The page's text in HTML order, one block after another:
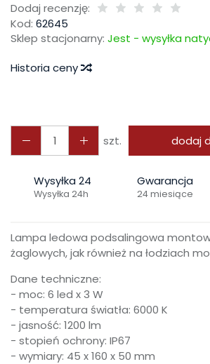
Dodaj recenzję:
Kod: 62645
Sklep stacjonarny: Jest - wysyłka
Historia ceny
szt. dodaj
Wysyłka 24
Wysyłka 24h
Gwarancja
24 miesiące
Lampa ledowa podsalingowa
żaglowych, jak również na łodziach
Dane techniczne:
- moc: 6 led x 3 W
- temperatura światła: 6000 K
- jasność: 1200 lm
- stopień ochrony: IP67
- wymiary: 45 x 160 x 50 mm